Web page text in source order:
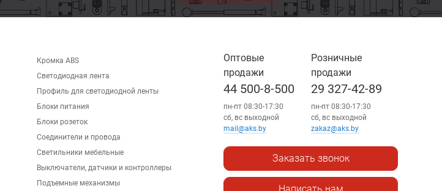
Кромка ABS
Светодиодная лента
Профиль для светодиодной ленты
Блоки питания
Блоки розеток
Соединители и провода
Светильники мебельные
Выключатели, датчики и контроллеры
Подъемные механизмы
Оптовые
продажи
44 500-8-500
пн-пт 08:30-17:30
сб, вс выходной
mail@aks.by
Розничные
продажи
29 327-42-89
пн-пт 08:30-17:30
сб, вс выходной
zakaz@aks.by
Заказать звонок